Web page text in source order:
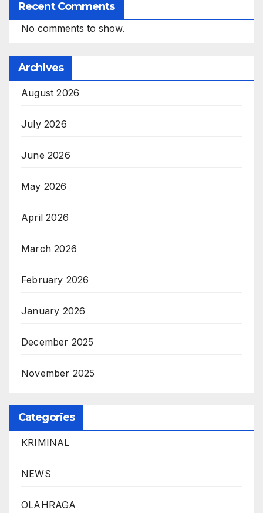
Recent Comments
No comments to show.
Archives
August 2026
July 2026
June 2026
May 2026
April 2026
March 2026
February 2026
January 2026
December 2025
November 2025
Categories
KRIMINAL
NEWS
OLAHRAGA